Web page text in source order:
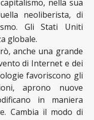
nella sua
neoliberista, di
Gli Stati Uniti
globale.
anche una grande
di Internet e dei
favoriscono gli
aprono nuove
in maniera
Cambia il modo di